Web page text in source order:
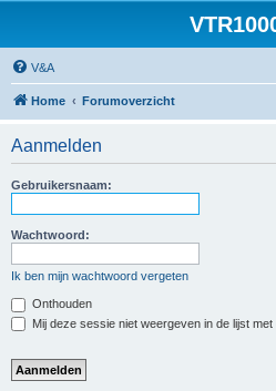
V&A
Home Forumoverzicht
Aanmelden
Gebruikersnaam:
Wachtwoord:
Ik ben mijn wachtwoord vergeten
Onthouden
Mij deze sessie niet weergeven in de lijst